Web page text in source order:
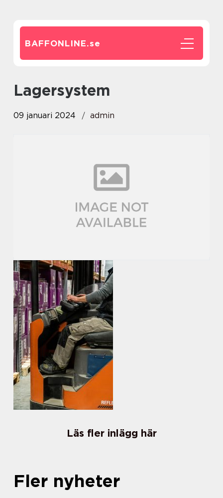
BAFFONLINE.se
lagersystem
09 januari 2024 admin
Läs fler inlägg här
Fler nyheter